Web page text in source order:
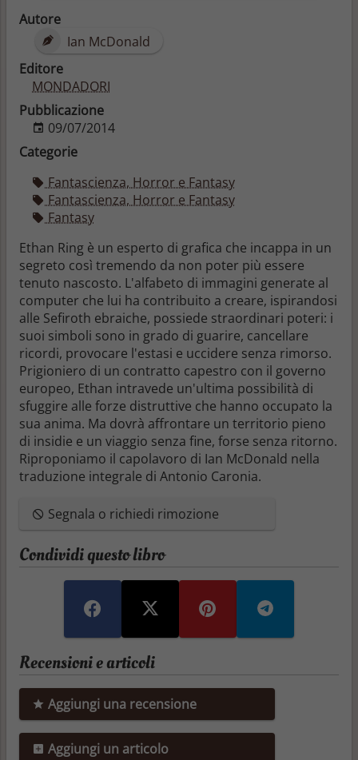
Autore
Ian McDonald
Editore
MONDADORI
Pubblicazione
09/07/2014
Categorie
Fantascienza, Horror e Fantasy
Fantascienza, Horror e Fantasy
Fantasy
Ethan Ring è un esperto di grafica che incappa in un
segreto così tremendo da non poter più essere
tenuto nascosto. L'alfabeto di immagini generate al
computer che lui ha contribuito a creare, ispirandosi
alle Sefiroth ebraiche, possiede straordinari poteri: i
suoi simboli sono in grado di guarire, cancellare
ricordi, provocare l'estasi e uccidere senza rimorso.
Prigioniero di un contratto capestro con il governo
europeo, Ethan intravede un'ultima possibilità di
sfuggire alle forze distruttive che hanno occupato la
sua anima. Ma dovrà affrontare un territorio pieno
di insidie e un viaggio senza fine, forse senza ritorno.
Riproponiamo il capolavoro di Ian McDonald nella
traduzione integrale di Antonio Caronia.
Segnala o richiedi rimozione
Condividi questo libro
Recensioni e articoli
Aggiungi una recensione
Aggiungi un articolo